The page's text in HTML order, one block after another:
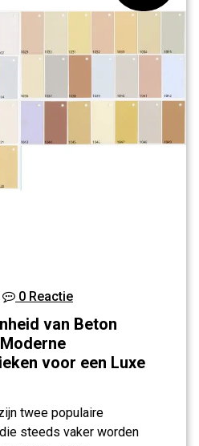
0 Reactie
van Beton
voor een Luxe
twee populaire
steeds vaker worden